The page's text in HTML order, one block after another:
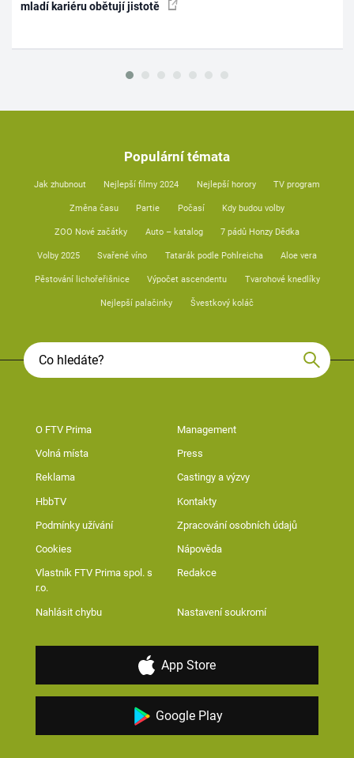
mladí kariéru obětují jistotě
Populární témata
Jak zhubnout Nejlepší filmy 2024 Nejlepší horory TV program
Změna času Partie Počasí Kdy budou volby
ZOO Nové začátky Auto – katalog 7 pádů Honzy Dědka
Volby 2025 Svařené víno Tatarák podle Pohlreicha Aloe vera
Pěstování lichořeřišnice Výpočet ascendentu Tvarohové knedlíky
Nejlepší palačinky Švestkový koláč
O FTV Prima Management
Volná místa Press
Reklama Castingy a výzvy
HbbTV Kontakty
Podmínky užívání Zpracování osobních údajů
Cookies Nápověda
Vlastník FTV Prima spol. s
r.o.
Redakce
Nahlásit chybu Nastavení soukromí
App Store
Google Play